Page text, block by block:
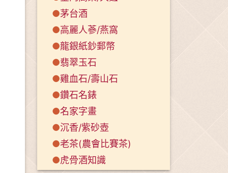
●茅台酒
●高麗人蔘/燕窩
●龍銀紙鈔郵幣
●翡翠玉石
●雞血石/壽山石
●鑽石名錶
●名家字畫
●沉香/紫砂壺
●老茶(農會比賽茶)
●虎骨酒知識